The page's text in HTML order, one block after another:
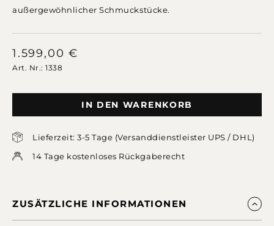
außergewöhnlicher Schmuckstücke.
1.599,00€
Art. Nr.: 1338
IN DEN WARENKORB
Lieferzeit: 3-5 Tage (Versanddienstleister UPS / DHL)
14 Tage kostenloses Rückgaberecht
ZUSÄTZLICHE INFORMATIONEN